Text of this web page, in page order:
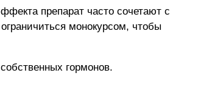
препарат часто сочетают с
монокурсом, чтобы
гормонов.